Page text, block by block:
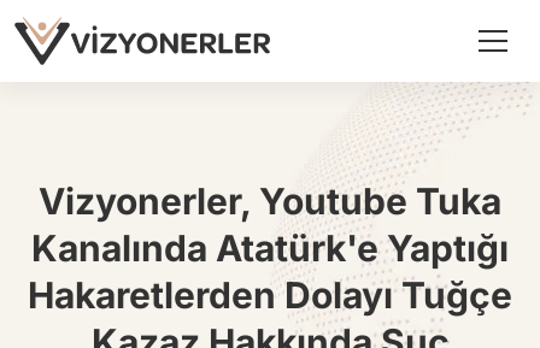
Vizyonerler, Youtube Tuka
Kanalında Atatürk'e Yaptığı
Hakaretlerden Dolayı Tuğçe